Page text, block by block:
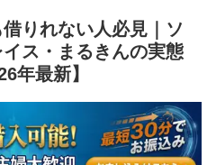
りれない人必見｜ソ
ス・まるきんの実態
年最新】